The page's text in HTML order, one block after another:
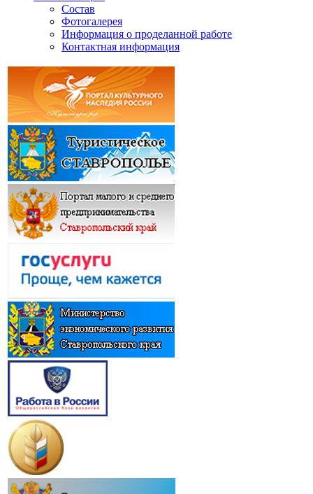
Состав
Фотогалерея
Информация о проделанной работе
Контактная информация